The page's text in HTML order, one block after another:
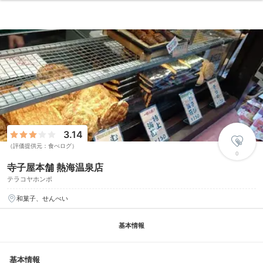
寺子屋本舗 熱海温泉店
テラコヤホンポ
3.14
（評価提供元：食べログ）
0
和菓子、せんべい
基本情報
基本情報